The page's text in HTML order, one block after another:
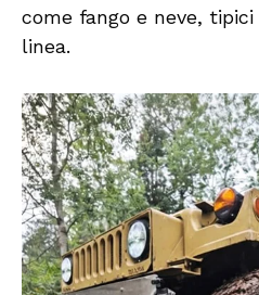
come fango e neve,
linea.